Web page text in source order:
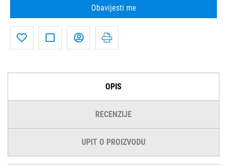
Obavijesti me
OPIS
RECENZIJE
UPIT O PROIZVODU